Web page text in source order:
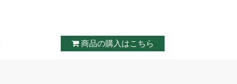
商品の購入はこちら